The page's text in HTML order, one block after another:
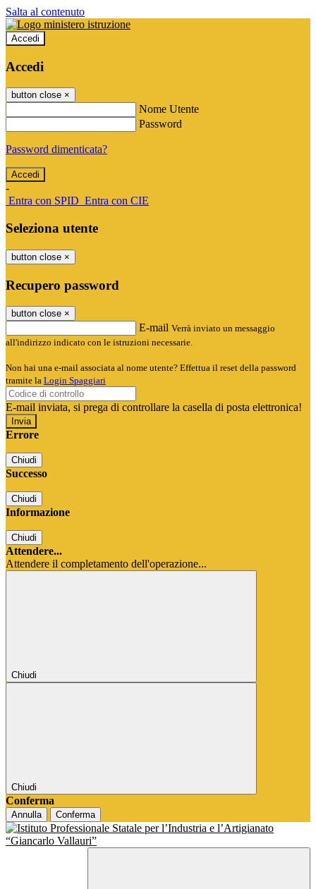
Salta al contenuto
Accedi
Accedi
button close ×
Nome Utente
Password
Password dimenticata?
-
Entra con SPID Entra con CIE
Seleziona utente
button close ×
Recupero password
button close ×
E-mail Verrà inviato un messaggio
all'indirizzo indicato con le istruzioni necessarie.
Non hai una e-mail associata al nome utente? Effettua il reset della password
tramite la Login Spaggiari
E-mail inviata, si prega di controllare la casella di posta elettronica!
Errore
Chiudi
Successo
Chiudi
Informazione
Chiudi
Attendere...
Attendere il completamento dell'operazione...
Chiudi
Chiudi
Conferma
Annulla Conferma